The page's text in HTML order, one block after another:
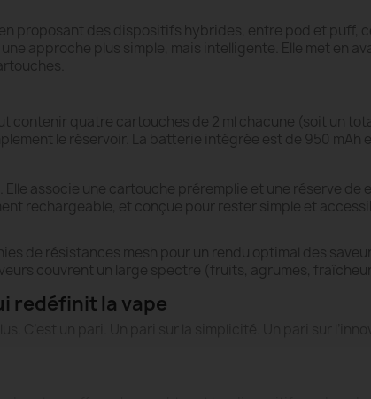
en proposant des dispositifs hybrides, entre pod et puff,
approche plus simple, mais intelligente. Elle met en
contenir quatre cartouches de 2 ml chacune (soit un
le réservoir. La batterie intégrée est de 950 mAh
associe une cartouche préremplie et une réserve de
rechargeable, et conçue pour rester simple et
de résistances mesh pour un rendu optimal des
couvrent un large spectre (fruits, agrumes,
redéfinit la vape